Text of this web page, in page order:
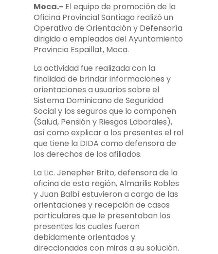
Moca.- El equipo de promoción de la
Oficina Provincial Santiago realizó un
Operativo de Orientación y Defensoría
dirigido a empleados del Ayuntamiento
Provincia Espaillat, Moca.
La actividad fue realizada con la
finalidad de brindar informaciones y
orientaciones a usuarios sobre el
Sistema Dominicano de Seguridad
Social y los seguros que lo componen
(Salud, Pensión y Riesgos Laborales),
así como explicar a los presentes el rol
que tiene la DIDA como defensora de
los derechos de los afiliados.
La Lic. Jenepher Brito, defensora de la
oficina de esta región, Almarilis Robles
y Juan Balbí estuvieron a cargo de las
orientaciones y recepción de casos
particulares que le presentaban los
presentes los cuales fueron
debidamente orientados y
direccionados con miras a su solución.